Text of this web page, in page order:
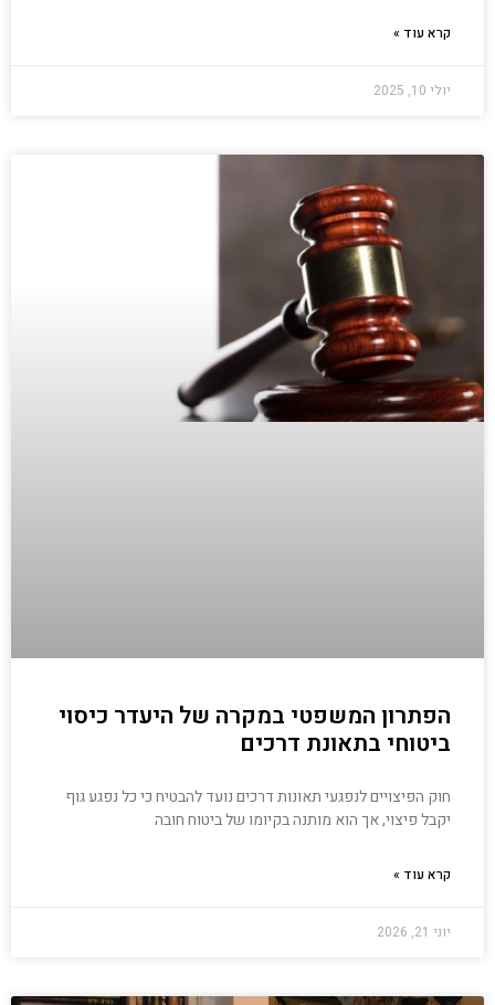
קרא עוד »
יולי 10, 2025
הפתרון המשפטי במקרה של היעדר כיסוי
ביטוחי בתאונת דרכים
חוק הפיצויים לנפגעי תאונות דרכים נועד להבטיח כי כל נפגע גוף
יקבל פיצוי, אך הוא מותנה בקיומו של ביטוח חובה
קרא עוד »
יוני 21, 2026